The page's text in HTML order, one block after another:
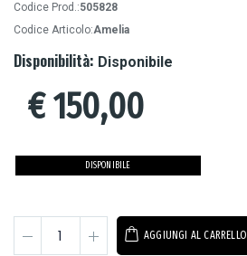
Codice Prod.:505828
Codice Articolo:Amelia
Disponibilità: Disponibile
€150,00
DISPONIBILE
AGGIUNGI AL CARRELLO